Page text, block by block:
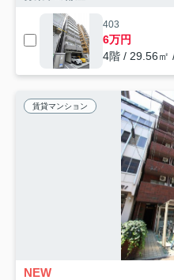
403
6万円
4階 / 29.56㎡
賃貸マンション
NEW